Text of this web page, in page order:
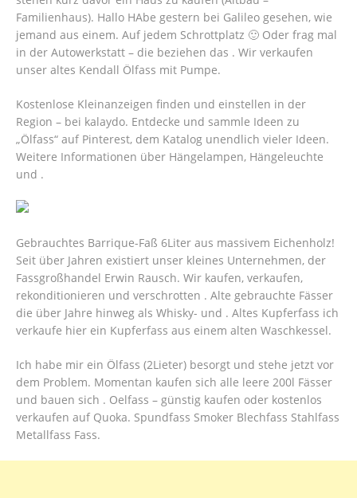
Familienhaus). Hallo HAbe gestern bei Galileo gesehen, wie
jemand aus einem. Auf jedem Schrottplatz 🙂 Oder frag mal
in der Autowerkstatt – die beziehen das . Wir verkaufen
unser altes Kendall Ölfass mit Pumpe.
Kostenlose Kleinanzeigen finden und einstellen in der
Region – bei kalaydo. Entdecke und sammle Ideen zu
„Ölfass“ auf Pinterest, dem Katalog unendlich vieler Ideen.
Weitere Informationen über Hängelampen, Hängeleuchte
und .
Gebrauchtes Barrique-Faß 6Liter aus massivem Eichenholz!
Seit über Jahren existiert unser kleines Unternehmen, der
Fassgroßhandel Erwin Rausch. Wir kaufen, verkaufen,
rekonditionieren und verschrotten . Alte gebrauchte Fässer
die über Jahre hinweg als Whisky- und . Altes Kupferfass ich
verkaufe hier ein Kupferfass aus einem alten Waschkessel.
Ich habe mir ein Ölfass (2Lieter) besorgt und stehe jetzt vor
dem Problem. Momentan kaufen sich alle leere 200l Fässer
und bauen sich . Oelfass – günstig kaufen oder kostenlos
verkaufen auf Quoka. Spundfass Smoker Blechfass Stahlfass
Metallfass Fass.